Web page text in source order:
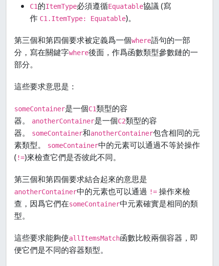
C1的ItemType必須遵循Equatable協議 (寫
作 C1.ItemType: Equatable)。
第三個和第四個要求被定義爲一個where語句的一部
分，寫在關鍵字where後面，作爲函數類型參數鏈的一
部分。
這些要求意思是：
someContainer是一個C1類型的容
器。
anotherContainer是一個C2類型的容
器。
someContainer和anotherContainer包含相同的元
素類型。
someContainer中的元素可以通過不等於操作
( !=)來檢查它們是否彼此不同。
第三個和第四個要求結合起來的意思是
anotherContainer中的元素也可以通過 != 操作來檢
查，因爲它們在someContainer中元素確實是相同的類
型。
這些要求能夠使allItemsMatch函數比較兩個容器，即
便它們是不同的容器類型。